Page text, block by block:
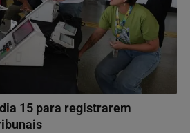
15 para registrarem